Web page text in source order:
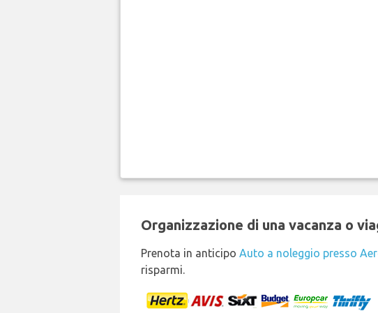
Organizzazione di una vacanza o
Prenota in anticipo Auto a noleggio presso
risparmi.